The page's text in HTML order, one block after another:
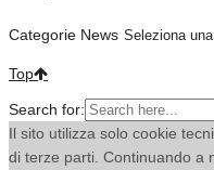
Categorie News
Top
Search for:
Il sito utilizza solo cookie
di terze parti. Continuando a